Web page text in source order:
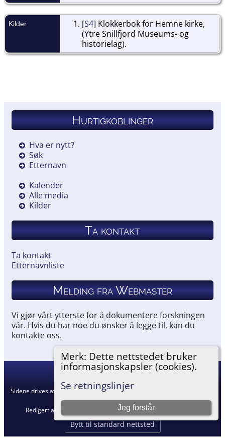
Merk: Dette nettstedet bruker
informasjonskapsler (cookies).
Se retningslinjer
Jeg forstår
Kilder [S4] Klokkerbok for Hemne kirke,
(Ytre Snillfjord Museums- og
historielag).
Hurtigkoblinger
Hva er nytt?
Søk
Etternavn
Kalender
Alle media
Kilder
Ta kontakt
Ta kontakt
Etternavnliste
Melding fra Webmaster
Vi gjør vårt ytterste for å dokumentere forskningen
vår. Hvis du har noe du ønsker å legge til, kan du
kontakte oss.
Hemneslekt 2026
Sidene drives av The Next Generation of Genealogy Sitebuilding
Redigert av
Retningslinjer for personvern
Bytt til standard nettsted